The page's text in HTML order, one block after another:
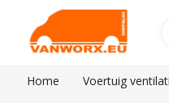
Home Voertuig